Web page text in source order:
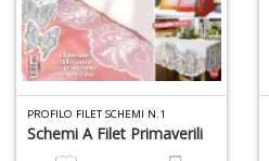
PROFILO FILET SCHEMI N.1
Schemi A Filet Primaverili